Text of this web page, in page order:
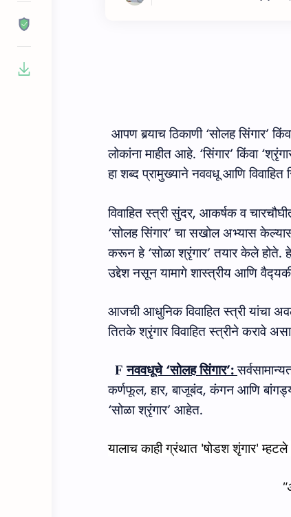
आपण बर्‍याच ठिकाणी‘सोलह सिंगार’
लोकांना माहीत आहे. ‘सिंगार’किंवा‘
हा शब्द प्रामुख्याने नववधू आणि विवाहित
विवाहित स्त्री सुंदर, आकर्षक व चारचौघी
‘सोलह सिंगार’चा सखोल अभ्‍यास
करून हे ‘सोळा श्रृंगार’तयार केले होते.
उद्देश नसून यामागे शास्‍त्रीय आणि
आजची आधुनिक विवाहित स्त्री यांचा
तितके श्रृंगार विवाहित स्त्रीने करावे
F नववधूचे‘सोलह सिंगार’:
कर्णफूल, हार, बाजूबंद, कंगन आणि
‘सोळा श्रृंगार’ आहेत.
यालाच काही ग्रंथात 'षोडश शृंगार' म्‍हटले
"